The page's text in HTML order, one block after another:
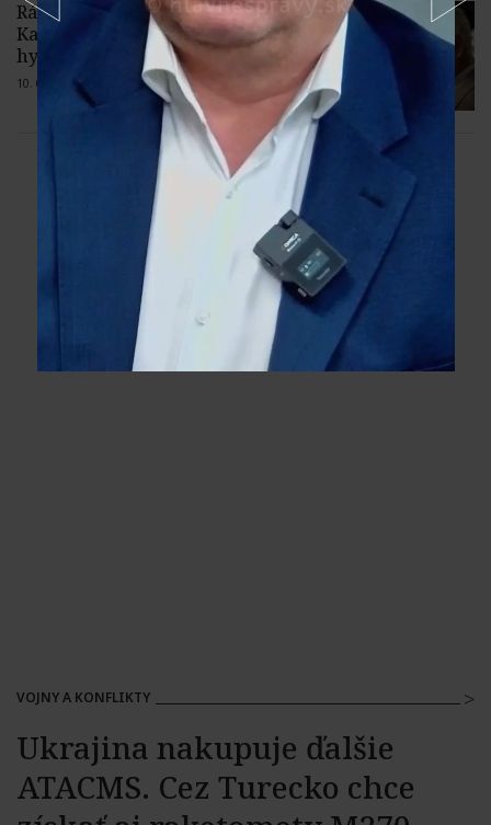
Rádio omylom „pochovalo“ kráľa
Karola III., po falošnej správe hrala
hymna
10. 08. 2026 | 2 komentáre
VOJNY A KONFLIKTY
Ukrajina nakupuje ďalšie
ATACMS. Cez Turecko chce